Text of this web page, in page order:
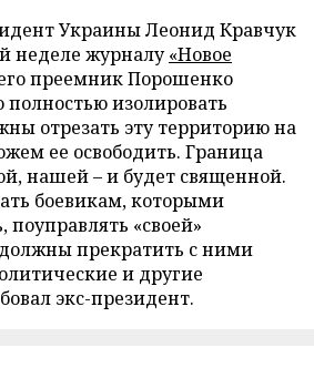
Украины Леонид Кравчук
неделе журналу«Новое
преемник Порошенко
изолировать
отрезать эту территорию на
ее освободить. Граница
нашей – и будет священной.
боевикам, которыми
«своей»
прекратить с ними
и другие
экс-президент.